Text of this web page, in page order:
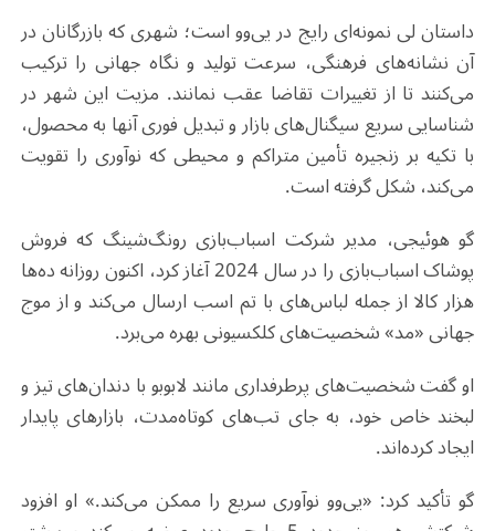
داستان لی نمونه‌ای رایج در یی‌وو است؛ شهری که بازرگانان در
آن نشانه‌های فرهنگی، سرعت تولید و نگاه جهانی را ترکیب
می‌کنند تا از تغییرات تقاضا عقب نمانند. مزیت این شهر در
شناسایی سریع سیگنال‌های بازار و تبدیل فوری آنها به محصول،
با تکیه بر زنجیره تأمین متراکم و محیطی که نوآوری را تقویت
می‌کند، شکل گرفته است.
گو هوئیجی، مدیر شرکت اسباب‌بازی رونگ‌شینگ که فروش
پوشاک اسباب‌بازی را در سال 2024 آغاز کرد، اکنون روزانه ده‌ها
هزار کالا از جمله لباس‌های با تم اسب ارسال می‌کند و از موج
جهانی «مد» شخصیت‌های کلکسیونی بهره می‌برد.
او گفت شخصیت‌های پرطرفداری مانند لابوبو با دندان‌های تیز و
لبخند خاص خود، به جای تب‌های کوتاه‌مدت، بازارهای پایدار
ایجاد کرده‌اند.
گو تأکید کرد: «یی‌وو نوآوری سریع را ممکن می‌کند.» او افزود